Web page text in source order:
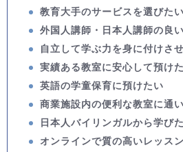
教育大手のサービスを選びたい
外国人講師・日本人講師の良
自立して学ぶ力を身に付けさ
実績ある教室に安心して預け
英語の学童保育に預けたい
商業施設内の便利な教室に通
日本人バイリンガルから学び
オンラインで質の高いレッス